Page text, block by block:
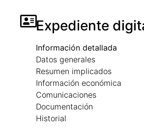
Expediente
Información detallada
Datos generales
Resumen implicados
Información económica
Comunicaciones
Documentación
Historial